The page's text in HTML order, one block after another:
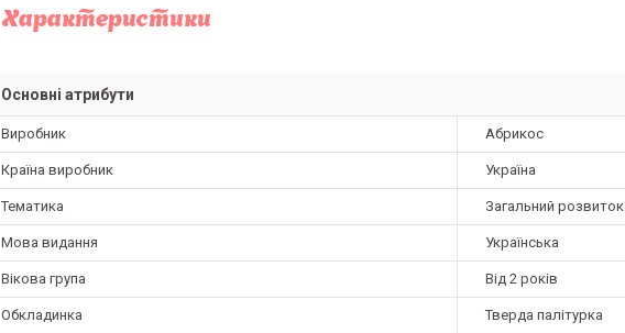
Характеристики
Основні атрибути
Виробник Абрикос
Країна виробник Україна
Тематика Загальний розвиток
Мова видання Українська
Вікова група Від 2 років
Обкладинка Тверда палітурка